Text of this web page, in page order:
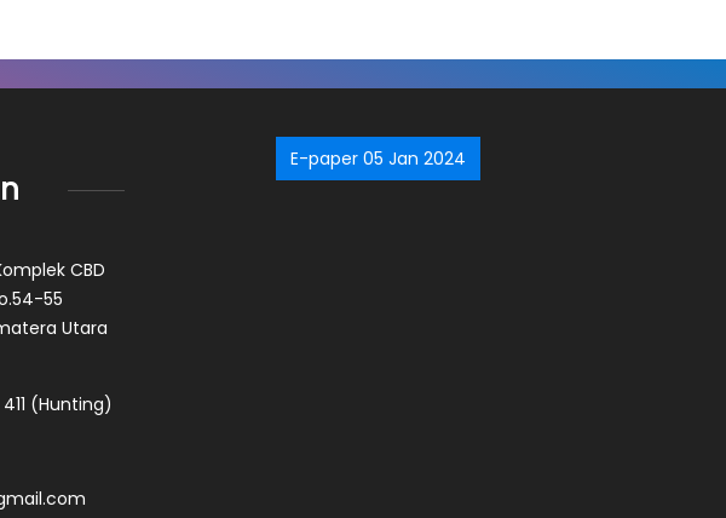
CBD
55
Utara
(Hunting)
E-paper 05 Jan 2024